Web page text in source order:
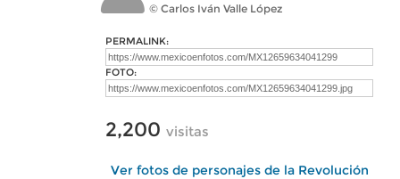
© Carlos Iván Valle López
PERMALINK:
FOTO:
2,200 visitas
Ver fotos de personajes de la Revolución